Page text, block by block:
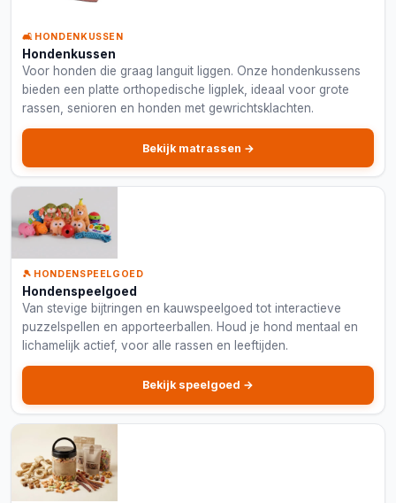
🛋️ HONDENKUSSEN
Hondenkussen
Voor honden die graag languit liggen. Onze hondenkussens
bieden een platte orthopedische ligplek, ideaal voor grote
rassen, senioren en honden met gewrichtsklachten.
Bekijk matrassen →
🎾 HONDENSPEELGOED
Hondenspeelgoed
Van stevige bijtringen en kauwspeelgoed tot interactieve
puzzelspellen en apporteerballen. Houd je hond mentaal en
lichamelijk actief, voor alle rassen en leeftijden.
Bekijk speelgoed →